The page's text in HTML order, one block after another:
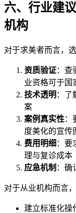
六、行业建
机构
对于求美者而言，
资质验证：查
业资格可于国
技术透明 ：了
案
案例真实性：
度美化的宣传
费用明细 ：要
理与复诊成本
应急机制 ：确
对于从业机构而言
建立标准化操